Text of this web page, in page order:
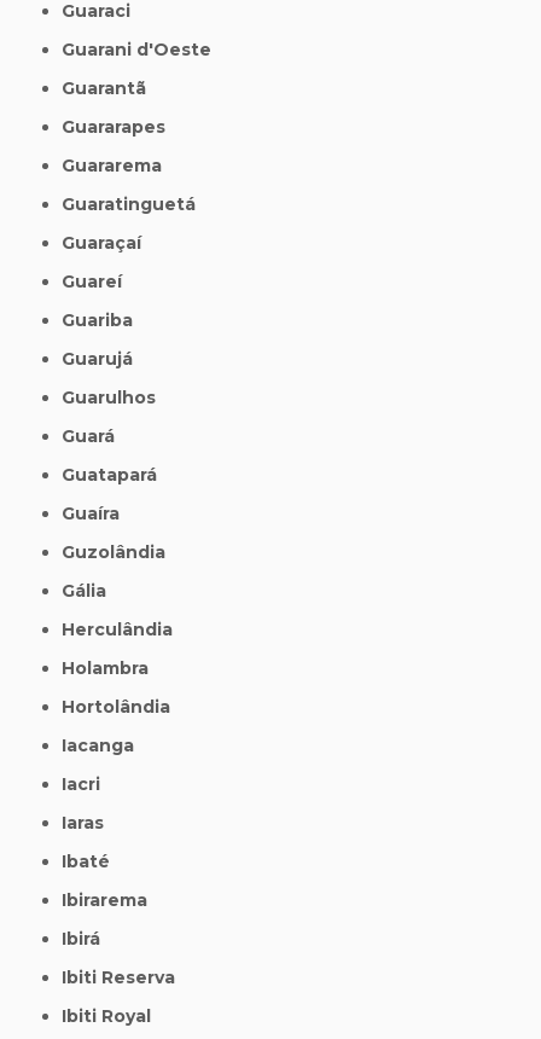
Guaraci
Guarani d'Oeste
Guarantã
Guararapes
Guararema
Guaratinguetá
Guaraçaí
Guareí
Guariba
Guarujá
Guarulhos
Guará
Guatapará
Guaíra
Guzolândia
Gália
Herculândia
Holambra
Hortolândia
Iacanga
Iacri
Iaras
Ibaté
Ibirarema
Ibirá
Ibiti Reserva
Ibiti Royal